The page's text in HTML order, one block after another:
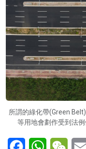
所謂的綠化帶(Green
等用地會劃作受到法
FacebookWhatsApp